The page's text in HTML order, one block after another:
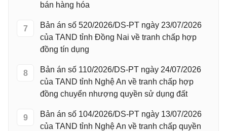
bán hàng hóa
7
Bản án số 520/2026/DS-PT ngày 23/07/2026
của TAND tỉnh Đồng Nai về tranh chấp hợp
đồng tín dụng
8
Bản án số 110/2026/DS-PT ngày 24/07/2026
của TAND tỉnh Nghệ An về tranh chấp hợp
đồng chuyển nhượng quyền sử dụng đất
9
Bản án số 104/2026/DS-PT ngày 13/07/2026
của TAND tỉnh Nghệ An về tranh chấp quyền